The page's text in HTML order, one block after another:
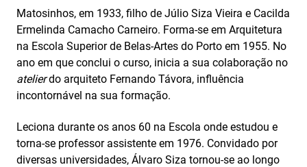
Matosinhos, em 1933, filho de Júlio Siza Vieira e Cacilda
Ermelinda Camacho Carneiro. Forma‑se em Arquitetura
na Escola Superior de Belas‑Artes do Porto em 1955. No
ano em que conclui o curso, inicia a sua colaboração no
atelierdo arquiteto Fernando Távora, influência
incontornável na sua formação.
Leciona durante os anos 60 na Escola onde estudou e
torna‑se professor assistente em 1976. Convidado por
diversas universidades, Álvaro Siza tornou‑se ao longo